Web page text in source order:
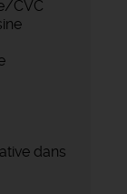
CVC
dans